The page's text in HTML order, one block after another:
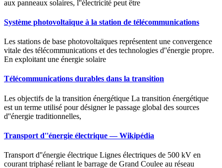
aux panneaux solaires, l''électricité peut être
Système photovoltaïque à la station de télécommunications
Les stations de base photovoltaïques représentent une convergence
vitale des télécommunications et des technologies d''énergie propre.
En exploitant une énergie solaire
Télécommunications durables dans la transition
Les objectifs de la transition énergétique La transition énergétique
est un terme utilisé pour désigner le passage global des sources
d''énergie traditionnelles,
Transport d''énergie électrique — Wikipédia
Transport d''énergie électrique Lignes électriques de 500 kV en
courant triphasé reliant le barrage de Grand Coulee au réseau